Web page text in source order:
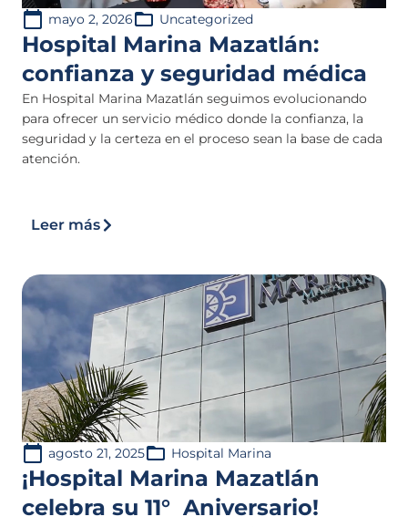
mayo 2, 2026 Uncategorized
Hospital Marina Mazatlán:
confianza y seguridad médica
En Hospital Marina Mazatlán seguimos evolucionando
para ofrecer un servicio médico donde la confianza, la
seguridad y la certeza en el proceso sean la base de cada
atención.
Leer más
agosto 21, 2025 Hospital Marina
¡Hospital Marina Mazatlán
celebra su 11° Aniversario!